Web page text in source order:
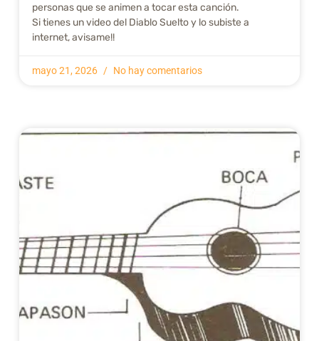
personas que se animen a tocar esta canción.
Si tienes un video del Diablo Suelto y lo subiste a
internet, avisame!!
mayo 21, 2026 No hay comentarios